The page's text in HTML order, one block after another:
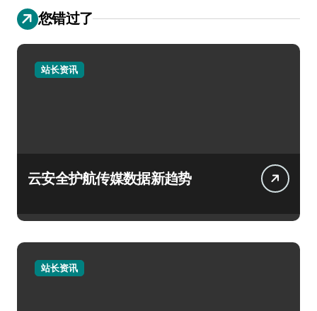
您错过了
站长资讯
云安全护航传媒数据新趋势
站长资讯